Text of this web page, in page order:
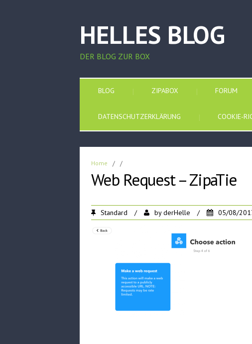
HELLES BLOG
DER BLOG ZUR BOX
BLOG ZIPABOX FORUM
DATENSCHUTZERKLÄRUNG COOKIE-
Home / /
Web Request – ZipaTie
Standard / byderHelle / 05/08/